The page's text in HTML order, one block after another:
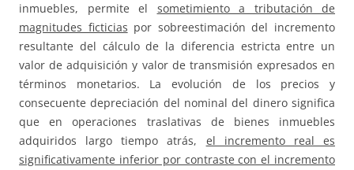
inmuebles, permite el sometimiento a tributación de
magnitudes ficticias por sobreestimación del incremento
resultante del cálculo de la diferencia estricta entre un
valor de adquisición y valor de transmisión expresados en
términos monetarios. La evolución de los precios y
consecuente depreciación del nominal del dinero significa
que en operaciones traslativas de bienes inmuebles
adquiridos largo tiempo atrás, el incremento real es
significativamente inferior por contraste con el incremento